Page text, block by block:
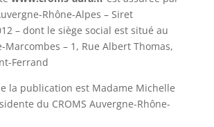
Rhône-Alpes – Siret
– dont le siège social est situé au
Marcombes – 1, Rue Albert Thomas,
Ferrand
la publication est Madame Michelle
du CROMS Auvergne-Rhône-